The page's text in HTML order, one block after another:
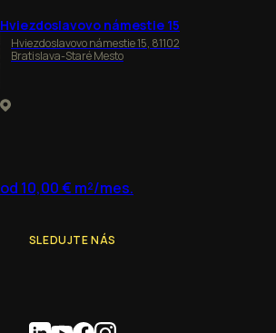
Hviezdoslavovo námestie 15
Hviezdoslavovo námestie 15, 81102
Bratislava-Staré Mesto
od 10,00 € m²/mes.
SLEDUJTE NÁS